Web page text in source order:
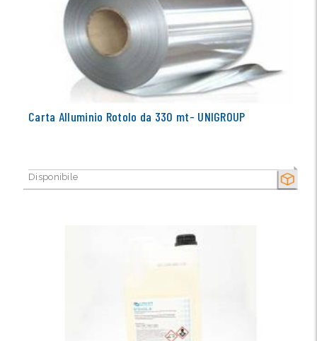
SECCO
Carta Alluminio Rotolo da 330 mt- UNIGROUP
Disponibile